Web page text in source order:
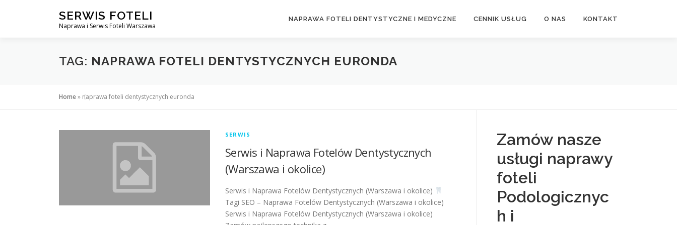
SERWIS FOTELI
Naprawa i Serwis Foteli Warszawa
NAPRAWA FOTELI DENTYSTYCZNE I MEDYCZNE CENNIK USŁUG O NAS KONTAKT
TAG: NAPRAWA FOTELI DENTYSTYCZNYCH EURONDA
Home» naprawa foteli dentystycznych euronda
SERWIS
Serwis i Naprawa Fotelów Dentystycznych
(Warszawa i okolice)
Serwis i Naprawa Fotelów Dentystycznych (Warszawa i okolice)
Tagi SEO – Naprawa Fotelów Dentystycznych (Warszawa i okolice)
Serwis i Naprawa Fotelów Dentystycznych (Warszawa i okolice)
Zamów nasze
usługi naprawy
foteli
Podologicznyc
h i